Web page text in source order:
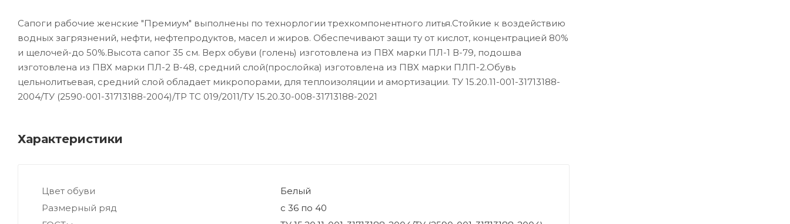
Сапоги рабочие женские "Премиум" выполнены по технорлогии трехкомпонентного литья.Стойкие к воздействию
водных загрязнений, нефти, нефтепродуктов, масел и жиров. Обеспечивают защи ту от кислот, концентрацией 80%
и щелочей-до 50%.Высота сапог 35 см. Верх обуви (голень) изготовлена из ПВХ марки ПЛ-1 В-79, подошва
изготовлена из ПВХ марки ПЛ-2 В-48, средний слой(прослойка) изготовлена из ПВХ марки ПЛП-2.Обувь
цельнолитьевая, средний слой обладает микропорами, для теплоизоляции и амортизации. ТУ 15.20.11-001-31713188-
2004/ТУ (2590-001-31713188-2004)/ТР ТС 019/2011/ТУ 15.20.30-008-31713188-2021
Характеристики
Цвет обуви
Белый
Размерный ряд
с 36 по 40